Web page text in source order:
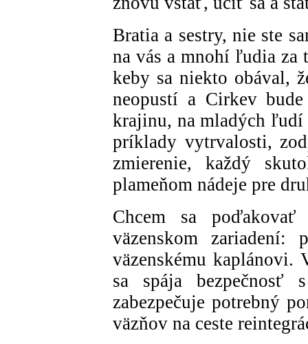
Bratia a sestry, nie ste
na vás a mnohí ľudia za
keby sa niekto obával,
neopustí a Cirkev
krajinu, na mladých
príklady vytrvalosti,
zmierenie, každý
plameňom nádeje pre
Chcem sa
väzenskom
väzenskému kaplánovi.
sa spája
zabezpečuje potrebný
väzňov na ceste